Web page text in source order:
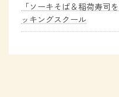
「ソーキそば＆稲荷寿司
ッキングスクール